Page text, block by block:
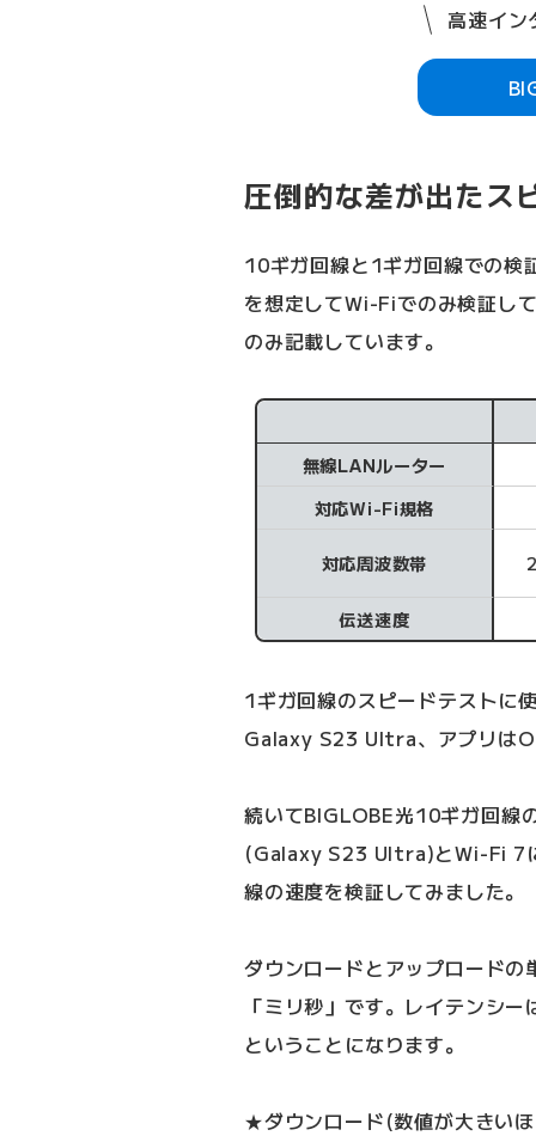
高速イン
圧倒的な差が出たス
10ギガ回線と1ギガ回線での検
を想定してWi-Fiでのみ検証し
のみ記載しています。
無線LANルーター
対応Wi-Fi規格
対応周波数帯
伝送速度
1ギガ回線のスピードテストに
Galaxy S23 Ultra、アプリ
続いてBIGLOBE光10ギガ回線
(Galaxy S23 Ultra)とWi-Fi 7
線の速度を検証してみました。
ダウンロードとアップロード
「ミリ秒」です。レイテンシ
ということになります。
★ダウンロード(数値が大きい